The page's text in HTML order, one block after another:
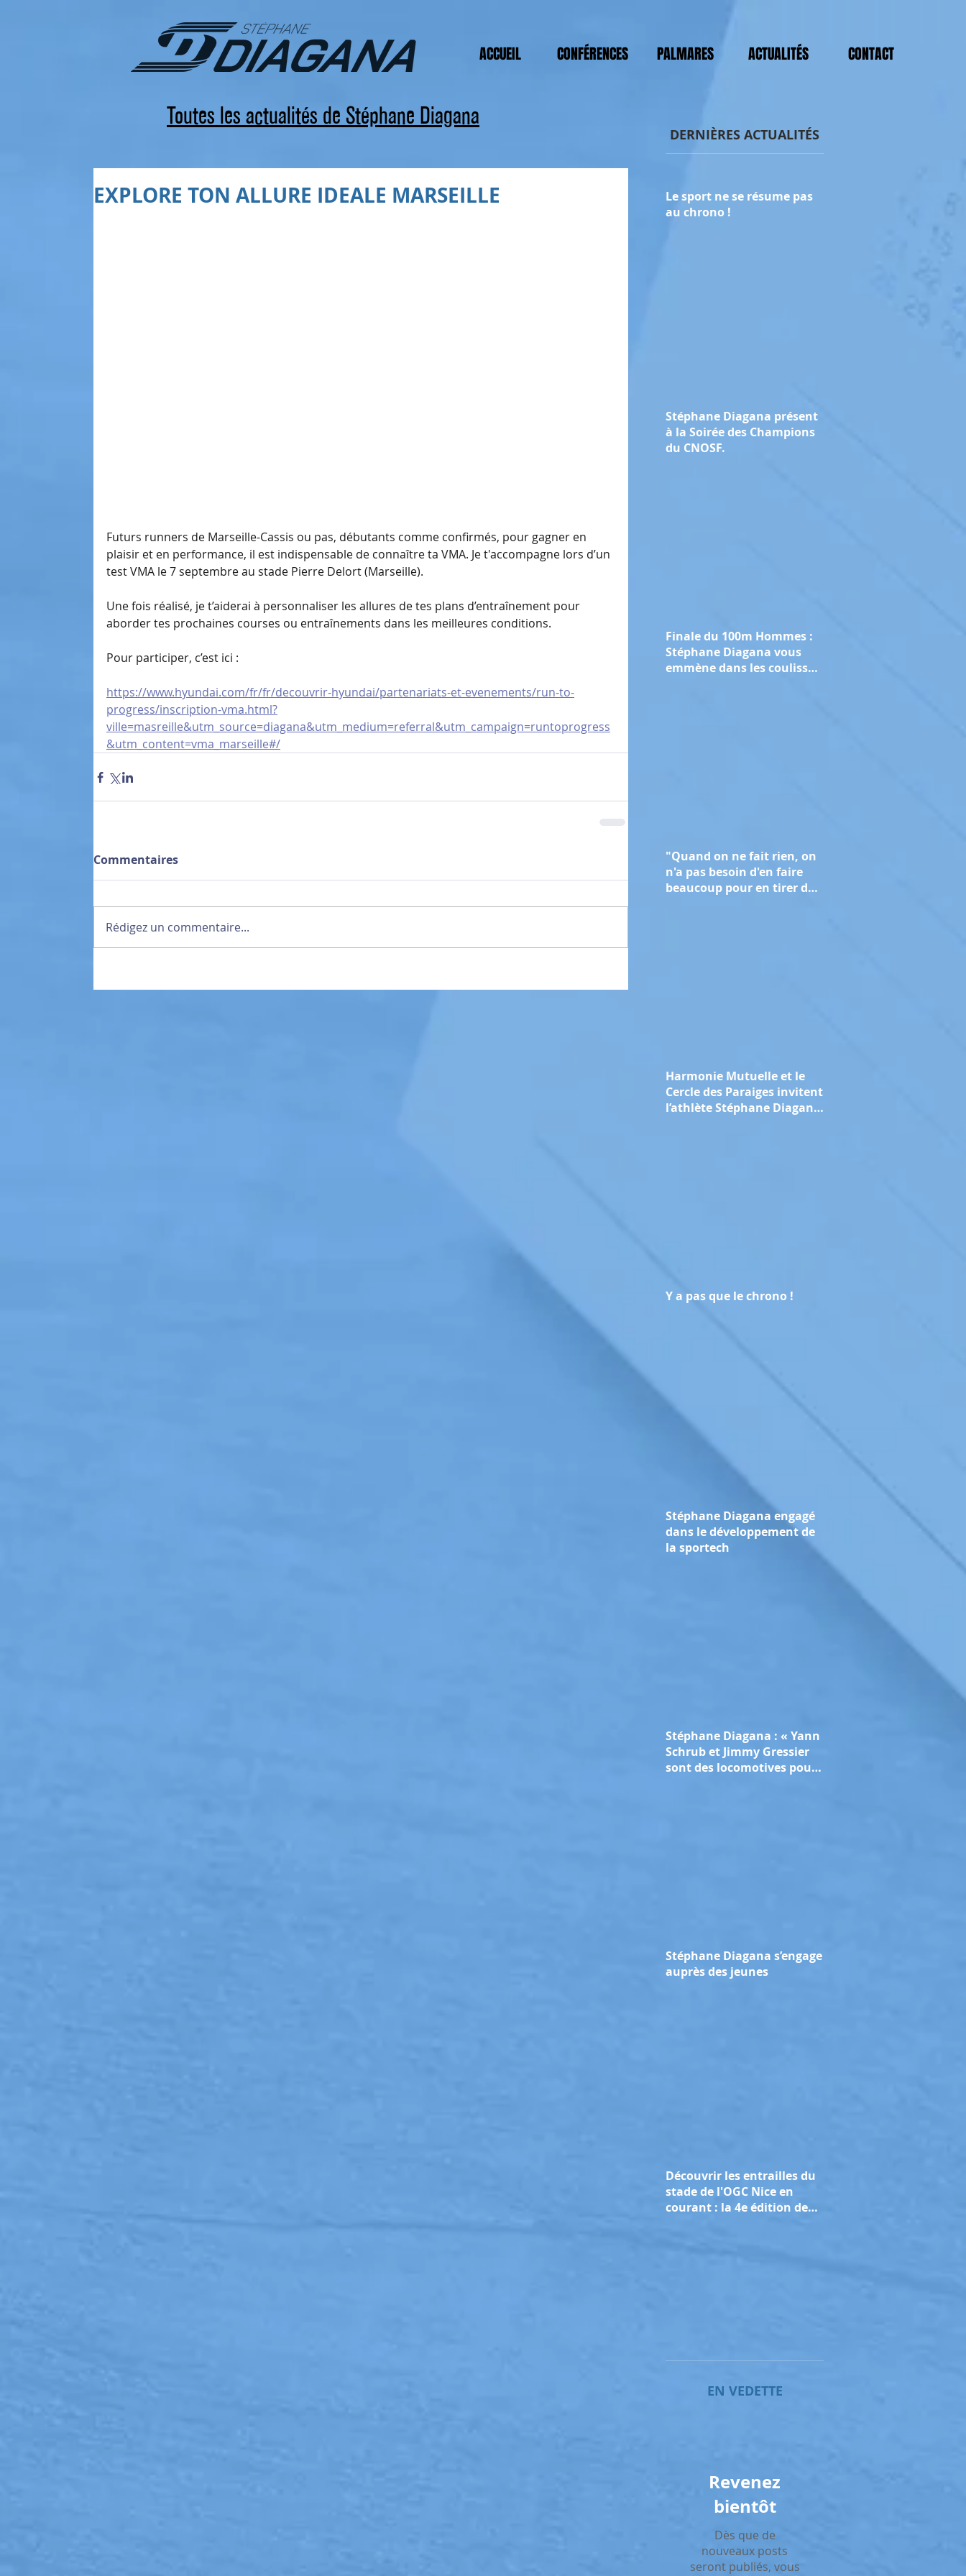
ACCUEIL CONFÉRENCES PALMARES ACTUALITÉS CONTACT
Toutes les actualités de Stéphane Diagana
DERNIÈRES ACTUALITÉS
EXPLORE TON ALLURE IDEALE MARSEILLE
Futurs runners de Marseille-Cassis ou pas, débutants comme confirmés, pour gagner en
plaisir et en performance, il est indispensable de connaître ta VMA. Je t'accompagne lors d’un
test VMA le 7 septembre au stade Pierre Delort (Marseille).
Une fois réalisé, je t’aiderai à personnaliser les allures de tes plans d’entraînement pour
aborder tes prochaines courses ou entraînements dans les meilleures conditions.
Pour participer, c’est ici :
https://www.hyundai.com/fr/fr/decouvrir-hyundai/partenariats-et-evenements/run-to-
progress/inscription-vma.html?
ville=masreille&utm_source=diagana&utm_medium=referral&utm_campaign=runtoprogress
&utm_content=vma_marseille#/
Commentaires
Rédigez un commentaire...
Le sport ne se résume pas
au chrono !
Stéphane Diagana présent
à la Soirée des Champions
du CNOSF.
Finale du 100m Hommes :
Stéphane Diagana vous
emmène dans les coulisses
"Quand on ne fait rien, on
n'a pas besoin d'en faire
beaucoup pour en tirer des
Harmonie Mutuelle et le
Cercle des Paraiges invitent
l’athlète Stéphane Diagana
Y a pas que le chrono !
Stéphane Diagana engagé
dans le développement de
la sportech
Stéphane Diagana : « Yann
Schrub et Jimmy Gressier
sont des locomotives pour
Stéphane Diagana s’engage
auprès des jeunes
Découvrir les entrailles du
stade de l'OGC Nice en
courant : la 4e édition de
EN VEDETTE
Revenez
bientôt
Dès que de
nouveaux posts
seront publiés, vous